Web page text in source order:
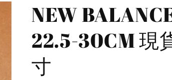
NEW
22.5-30CM 現
寸